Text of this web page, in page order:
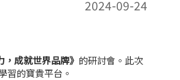
2024-09-24
，成就世界品牌》 的研討會。此次
習的寶貴平台。